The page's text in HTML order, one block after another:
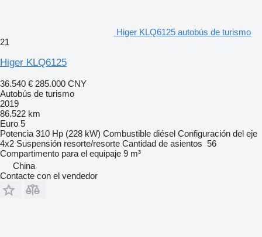
Higer KLQ6125 autobús de turismo
21
Higer KLQ6125
36.540 € 285.000 CNY
Autobús de turismo
2019
86.522 km
Euro 5
Potencia 310 Hp (228 kW) Combustible diésel Configuración del eje
4x2 Suspensión resorte/resorte Cantidad de asientos 56
Compartimento para el equipaje 9 m³
China
Contacte con el vendedor